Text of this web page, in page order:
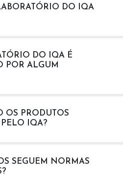
DO IQA
DO IQA É
POR ALGUM
OS PRODUTOS
IQA?
SEGUEM NORMAS